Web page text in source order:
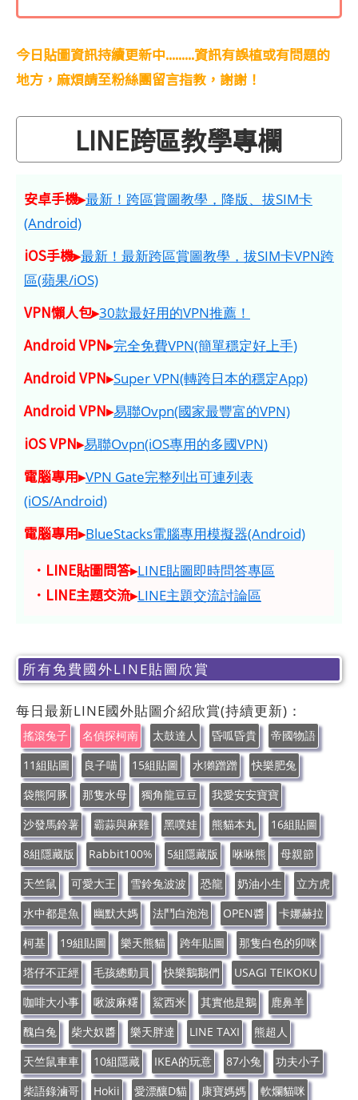
今日貼圖資訊持續更新中.........資訊有誤植或有問題的
地方，麻煩請至粉絲團留言指教，謝謝！
LINE跨區教學專欄
安卓手機▸最新！跨區賞圖教學，降版、拔SIM卡
(Android)
iOS手機▸最新！最新跨區賞圖教學，拔SIM卡VPN跨
區(蘋果/iOS)
VPN懶人包▸30款最好用的VPN推薦！
Android VPN▸完全免費VPN(簡單穩定好上手)
Android VPN▸Super VPN(轉跨日本的穩定App)
Android VPN▸易聯Ovpn(國家最豐富的VPN)
iOS VPN▸易聯Ovpn(iOS專用的多國VPN)
電腦專用▸VPN Gate完整列出可連列表
(iOS/Android)
電腦專用▸BlueStacks電腦專用模擬器(Android)
．LINE貼圖問答▸LINE貼圖即時問答專區
．LINE主題交流▸LINE主題交流討論區
所有免費國外LINE貼圖欣賞
每日最新LINE國外貼圖介紹欣賞(持續更新)：
搖滾兔子 名偵探柯南 太鼓達人 昏呱昏貴
帝國物語
11組貼圖
良子喵 15組貼圖 水獺蹭蹭
快樂肥兔
袋熊阿豚
那隻水母 獨角龍豆豆
我愛安安寶寶
沙發馬鈴薯
霸蒜與麻雞 黑噗娃 熊貓本丸
16組貼圖
8組隱藏版
Rabbit100% 5組隱藏版 咻咻熊
母親節
天竺鼠
可愛大王 雪鈴兔波波 恐龍 奶油小生
立方虎
水中都是魚
幽默大媽 法鬥白泡泡 OPEN醬
卡娜赫拉
柯基
19組貼圖 樂天熊貓 跨年貼圖
那隻白色的卯咪
塔仔不正經
毛孩總動員 快樂鵝鵝們
USAGI TEIKOKU
咖啡大小事
啾波麻糬 鯊西米 其實他是鵝
鹿鼻羊
醜白兔
柴犬奴醬 樂天胖達 LINE TAXI
熊超人
天竺鼠車車
10組隱藏 IKEA的玩意 87小兔
功夫小子
柴語錄滷哥
Hokii 愛漂釀D貓 康寶媽媽
軟爛貓咪